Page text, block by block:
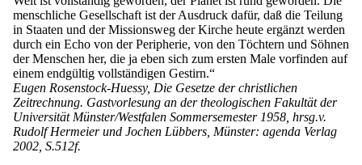
menschliche Gesellschaft ist der Ausdruck dafür, daß die Teilung
in Staaten und der Missionsweg der Kirche heute ergänzt werden
durch ein Echo von der Peripherie, von den Töchtern und Söhnen
der Menschen her, die ja eben sich zum ersten Male vorfinden auf
einem endgültig vollständigen Gestirn.“
Eugen Rosenstock-Huessy, Die Gesetze der christlichen
Zeitrechnung. Gastvorlesung an der theologischen Fakultät der
Universität Münster/Westfalen Sommersemester 1958, hrsg.v.
Rudolf Hermeier und Jochen Lübbers, Münster: agenda Verlag
2002, S.512f.